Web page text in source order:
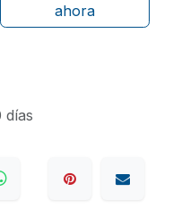
ahora
días